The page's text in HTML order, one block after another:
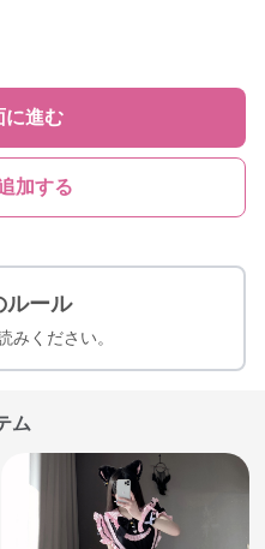
に進む
加する
ルール
みください。
ム